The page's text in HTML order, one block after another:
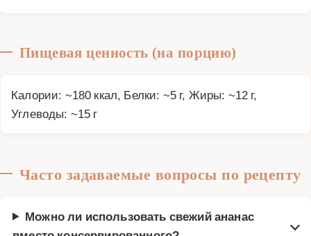
Пищевая ценность (на порцию)
Калории: ~180 ккал, Белки: ~5 г, Жиры: ~12 г,
Углеводы: ~15 г
Часто задаваемые вопросы по рецепту
Можно ли использовать свежий ананас